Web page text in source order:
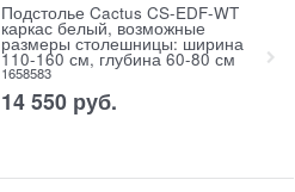
Подстолье Cactus CS-EDF-WT
каркас белый, возможные
размеры столешницы: ширина
110-160 см, глубина 60-80 см
1658583
14 550 руб.